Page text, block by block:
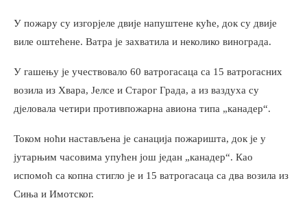
У пожару су изгорјеле двије напуштене куће, док су двије
виле оштећене. Ватра је захватила и неколико винограда.
У гашењу је учествовало 60 ватрогасаца са 15 ватрогасних
возила из Хвара, Јелсе и Старог Града, а из ваздуха су
дјеловала четири противпожарна авиона типа „канадер“.
Током ноћи настављена је санација пожаришта, док је у
јутарњим часовима упућен још један „канадер“. Као
испомоћ са копна стигло је и 15 ватрогасаца са два возила из
Сиња и Имотског.